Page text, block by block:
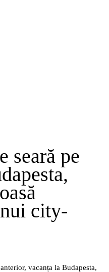
seară pe
city-
vacanța la Budapesta,